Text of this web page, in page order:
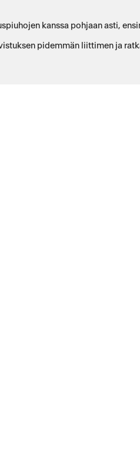
kanssa pohjaan asti,
pidemmän liittimen ja